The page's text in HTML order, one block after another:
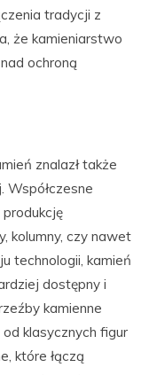
tradycji z
że kamieniarstwo
ochroną
znalazł także
kolumny, czy nawet
technologii, kamień
dostępny i
kamienne
klasycznych figur
które łączą